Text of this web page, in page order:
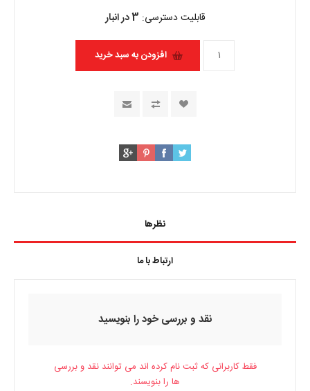
قابلیت دسترسی: 3 در انبار
نظرها
ارتباط با ما
نقد و بررسی خود را بنویسید
فقط کاربرانی که ثبت نام کرده اند می توانند نقد و بررسی
ها را بنویسند.